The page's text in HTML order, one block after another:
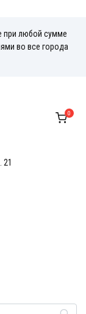
при любой сумме
во все города
21
0